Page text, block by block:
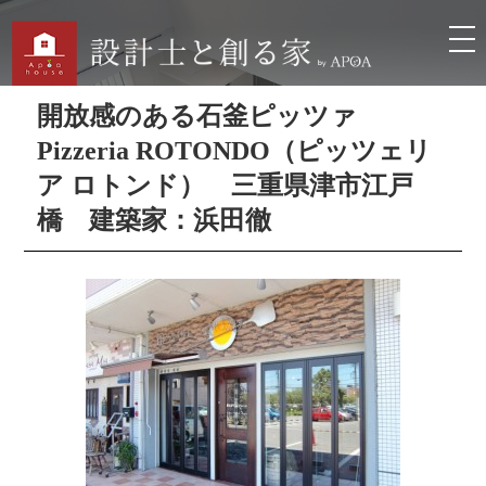
開放感のある石釜ピッツァ
Pizzeria ROTONDO（ピッツェリ
ア ロトンド） 三重県津市江戸
橋 建築家：浜田徹